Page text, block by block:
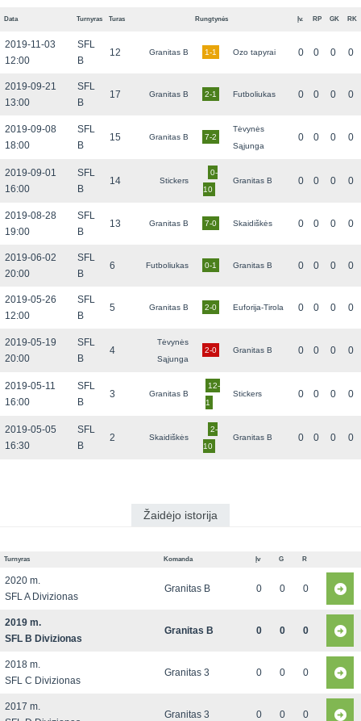
Data Turnyras Turas Rungtynės Įv. RP GK RK
2019-11-03
12:00
SFL
B
12 Granitas B 1-1 Ozo tapyrai 0 0 0 0
2019-09-21
13:00
SFL
B
17 Granitas B 2-1 Futboliukas 0 0 0 0
2019-09-08
18:00
SFL
B
15 Granitas B 7-2
Tėvynės
Sąjunga
0 0 0 0
2019-09-01
16:00
SFL
B
14 Stickers
0-
10
Granitas B 0 0 0 0
2019-08-28
19:00
SFL
B
13 Granitas B 7-0 Skaidiškės 0 0 0 0
2019-06-02
20:00
SFL
B
6 Futboliukas 0-1 Granitas B 0 0 0 0
2019-05-26
12:00
SFL
B
5 Granitas B 2-0 Euforija-Tirola 0 0 0 0
2019-05-19
20:00
SFL
B
4
Tėvynės
Sąjunga
2-0 Granitas B 0 0 0 0
2019-05-11
16:00
SFL
B
3 Granitas B
12-
1
Stickers 0 0 0 0
2019-05-05
16:30
SFL
B
2 Skaidiškės
2-
10
Granitas B 0 0 0 0
Žaidėjo istorija
Turnyras Komanda Įv G R
2020 m.
SFL A Divizionas
Granitas B 0 0 0
2019 m.
SFL B Divizionas
Granitas B 0 0 0
2018 m.
SFL C Divizionas
Granitas 3 0 0 0
2017 m.
Granitas 3 0 0 0